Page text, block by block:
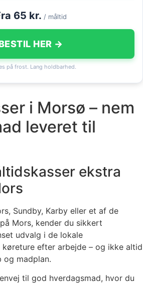
65 kr. / måltid
HER →
på frost. Lang holdbarhed.
i Morsø – nem
leveret til
ekstra
Sundby, Karby eller et af de
Mors, kender du sikkert
udvalg i de lokale
køreture efter arbejde – og ikke altid
og madplan.
til god hverdagsmad, hvor du